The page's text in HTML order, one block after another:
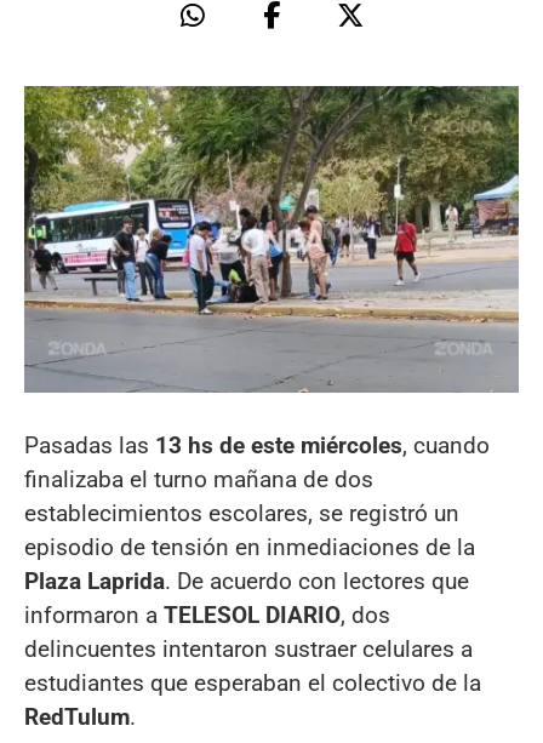
Pasadas las 13 hs de este miércoles, cuando
finalizaba el turno mañana de dos
establecimientos escolares, se registró un
episodio de tensión en inmediaciones de la
Plaza Laprida. De acuerdo con lectores que
informaron a TELESOL DIARIO, dos
delincuentes intentaron sustraer celulares a
estudiantes que esperaban el colectivo de la
RedTulum.